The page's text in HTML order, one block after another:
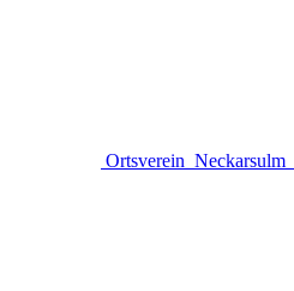
Ortsverein Neckarsulm